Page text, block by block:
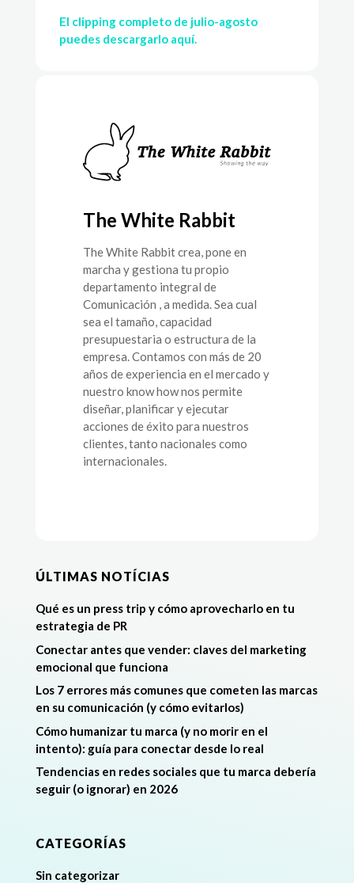
El clipping completo de julio-agosto
puedes descargarlo aquí.
The White Rabbit
The White Rabbit crea, pone en
marcha y gestiona tu propio
departamento integral de
Comunicación , a medida. Sea cual
sea el tamaño, capacidad
presupuestaria o estructura de la
empresa. Contamos con más de 20
años de experiencia en el mercado y
nuestro know how nos permite
diseñar, planificar y ejecutar
acciones de éxito para nuestros
clientes, tanto nacionales como
internacionales.
ÚLTIMAS NOTÍCIAS
Qué es un press trip y cómo aprovecharlo en tu
estrategia de PR
Conectar antes que vender: claves del marketing
emocional que funciona
Los 7 errores más comunes que cometen las marcas
en su comunicación (y cómo evitarlos)
Cómo humanizar tu marca (y no morir en el
intento): guía para conectar desde lo real
Tendencias en redes sociales que tu marca debería
seguir (o ignorar) en 2026
CATEGORÍAS
Sin categorizar